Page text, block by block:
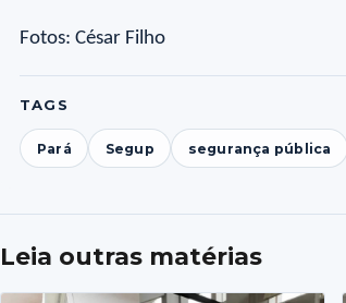
Fotos: César Filho
TAGS
Pará Segup segurança pública
Leia outras matérias